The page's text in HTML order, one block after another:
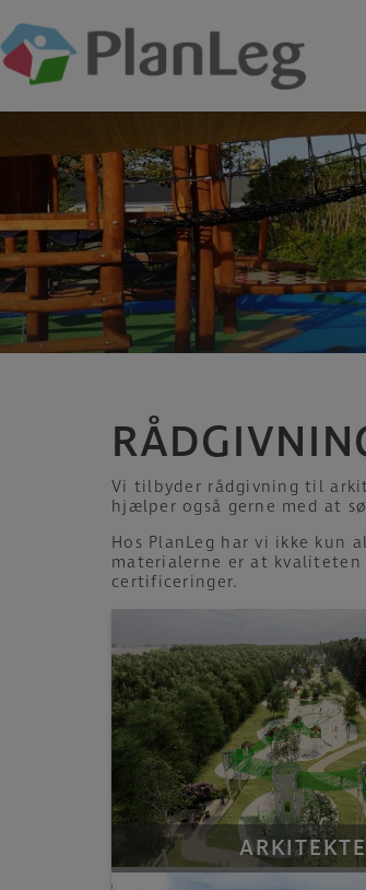
Vi tilbyder rådgivning til
hjælper også gerne med at
Hos PlanLeg har vi ikke
materialerne er at
certificeringer.